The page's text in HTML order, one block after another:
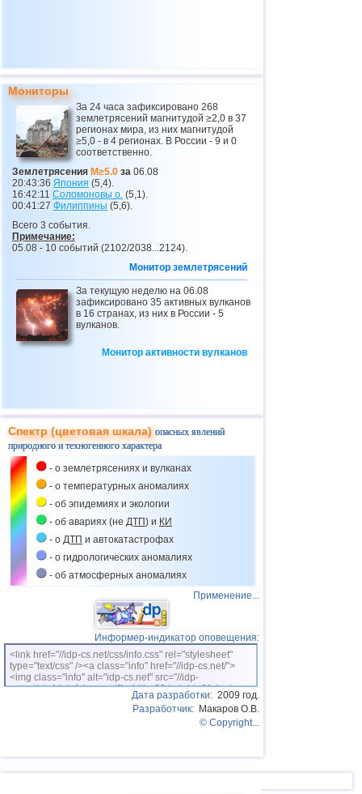
Мониторы
За 24 часа зафиксировано 268
землетрясений магнитудой ≥2,0 в 37
регионах мира, из них магнитудой
≥5,0 - в 4 регионах. В России - 9 и 0
соответственно.
Землетрясения M≥5.0 за 06.08
20:43:36 Япония (5,4).
16:42:11 Соломоновы о. (5,1).
00:41:27 Филиппины (5,6).
Всего 3 события.
Примечание:
05.08 - 10 событий (2102/2038...2124).
Монитор землетрясений
За текущую неделю на 06.08
зафиксировано 35 активных вулканов
в 16 странах, из них в России - 5
вулканов.
Монитор активности вулканов
Спектр (цветовая шкала)опасных явлений
природного и техногенного характера
- о землетрясениях и вулканах
- о температурных аномалиях
- об эпидемиях и экологии
- об авариях (не ДТП) и КИ
- о ДТП и автокатастрофах
- о гидрологических аномалиях
- об атмосферных аномалиях
Применение...
Информер-индикатор оповещения:
<link href="//idp-cs.net/css/info.css" rel="stylesheet"
type="text/css" /><a class="info" href="//idp-cs.net/">
<img class="info" alt="idp-cs.net" src="//idp-
cs.net/pix/idpinfok_sm.gif" width=88 height=31 /></a>
Дата разработки: 2009 год.
Разработчик: Макаров О.В.
© Copyright...